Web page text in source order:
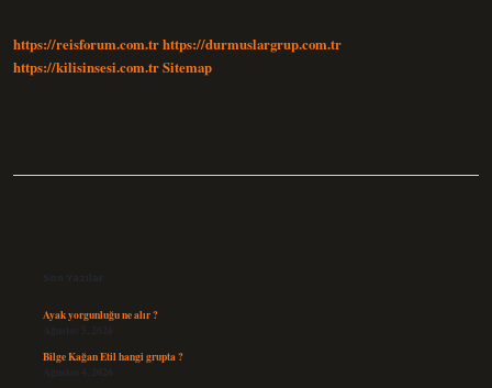
https://reisforum.com.trhttps://durmuslargrup.com.tr
https://kilisinsesi.com.trSitemap
Son Yazılar
Ayak yorgunluğu ne alır ?
Ağustos 5, 2026
Bilge Kağan Etil hangi grupta ?
Ağustos 4, 2026